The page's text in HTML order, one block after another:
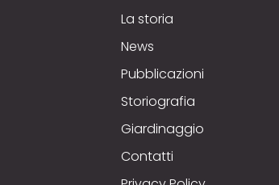
La storia
News
Pubblicazioni
Storiografia
Giardinaggio
Contatti